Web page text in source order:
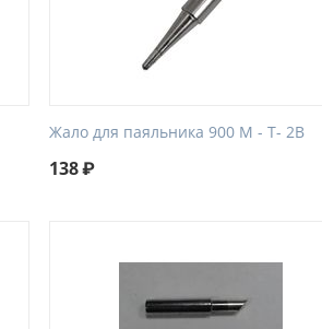
Жало для паяльника 900 М - Т- 2B
138₽